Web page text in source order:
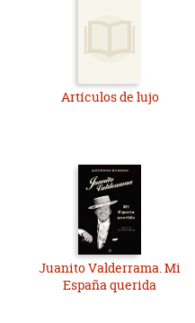
Artículos de lujo
Juanito Valderrama. Mi
España querida